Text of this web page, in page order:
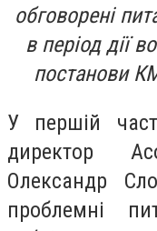
обговорені
в період дії
постанови
У першій
директор
Олександр
проблемні